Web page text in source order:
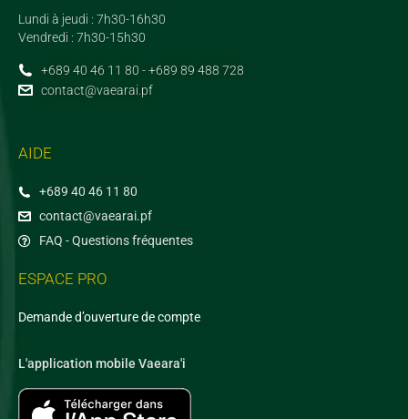
Lundi à jeudi : 7h30-16h30
Vendredi : 7h30-15h30
+689 40 46 11 80 - +689 89 488 728
contact@vaearai.pf
AIDE
+689 40 46 11 80
contact@vaearai.pf
FAQ - Questions fréquentes
ESPACE PRO
Demande d’ouverture de compte
L'application mobile Vaeara'i